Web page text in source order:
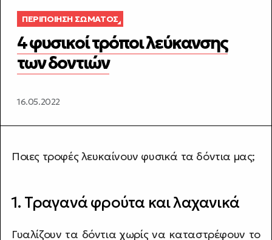
ΠΕΡΙΠΟΊΗΣΗ ΣΏΜΑΤΟΣ
4 φυσικοί τρόποι λεύκανσης
των δοντιών
16.05.2022
Ποιες τροφές λευκαίνουν φυσικά τα δόντια μας;
1. Τραγανά φρούτα και λαχανικά
Γυαλίζουν τα δόντια χωρίς να καταστρέφουν το